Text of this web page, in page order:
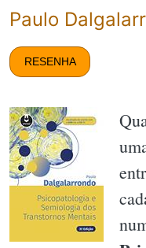
Paulo
RESENHA